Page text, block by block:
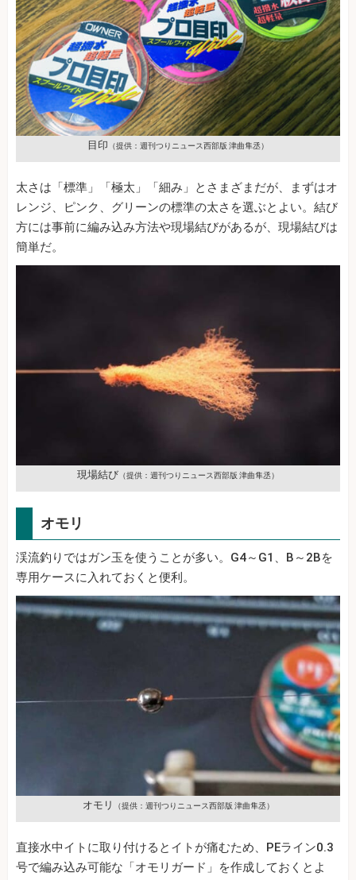
目印 （提供：週刊つりニュース西部版 津曲隼丞）
太さは「標準」「極太」「細み」とさまざまだが、まずはオ
レンジ、ピンク、グリーンの標準の太さを選ぶとよい。結び
方には事前に編み込み方法や現場結びがあるが、現場結びは
簡単だ。
現場結び （提供：週刊つりニュース西部版 津曲隼丞）
オモリ
渓流釣りではガン玉を使うことが多い。G4～G1、B～2Bを
専用ケースに入れておくと便利。
オモリ （提供：週刊つりニュース西部版 津曲隼丞）
直接水中イトに取り付けるとイトが痛むため、PEライン0.3
号で編み込み可能な「オモリガード」を作成しておくとよ